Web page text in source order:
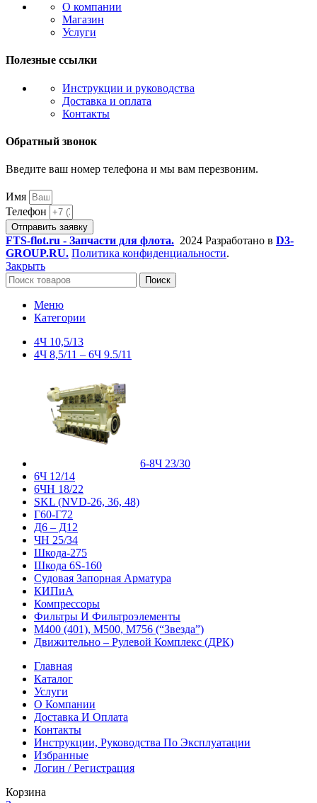
О компании
Магазин
Услуги
Полезные ссылки
Инструкции и руководства
Доставка и оплата
Контакты
Обратный звонок
Введите ваш номер телефона и мы вам перезвоним.
Имя
Телефон
Отправить заявку
FTS-flot.ru - Запчасти для флота. 2024 Разработано в D3-
GROUP.RU. Политика конфиденциальности.
Закрыть
Поиск
Меню
Категории
4Ч 10,5/13
4Ч 8,5/11 – 6Ч 9.5/11
6-8Ч 23/30
6Ч 12/14
6ЧН 18/22
SKL (NVD-26, 36, 48)
Г60-Г72
Д6 – Д12
ЧН 25/34
Шкода-275
Шкода 6S-160
Судовая Запорная Арматура
КИПиА
Компрессоры
Фильтры И Фильтроэлементы
М400 (401), М500, М756 (“Звезда”)
Движительно – Рулевой Комплекс (ДРК)
Главная
Каталог
Услуги
О Компании
Доставка И Оплата
Контакты
Инструкции, Руководства По Эксплуатации
Избранные
Логин / Регистрация
Корзина